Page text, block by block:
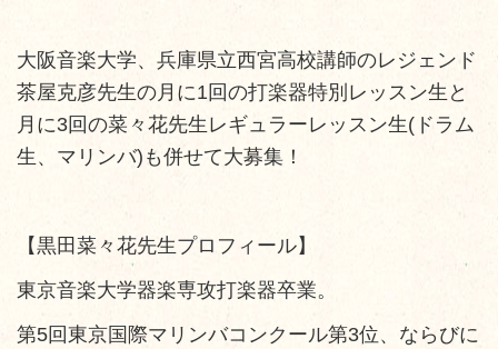
大阪音楽大学、兵庫県立西宮高校講師のレジェンド
茶屋克彦先生の月に1回の打楽器特別レッスン生と
月に3回の菜々花先生レギュラーレッスン生(ドラム
生、マリンバ)も併せて大募集！
【黒田菜々花先生プロフィール】
東京音楽大学器楽専攻打楽器卒業。
第5回東京国際マリンバコンクール第3位、ならびに